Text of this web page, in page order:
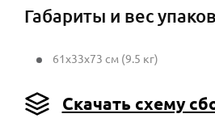
Габариты и вес
61x33x73 см (9.5 кг)
Скачать схему